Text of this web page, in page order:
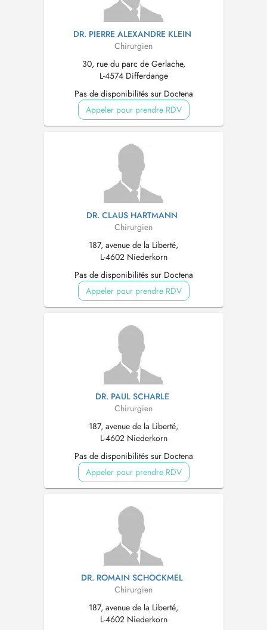
DR. PIERRE ALEXANDRE KLEIN
Chirurgien
30, rue du parc de Gerlache,
L-4574 Differdange
Pas de disponibilités sur Doctena
Appeler pour prendre RDV
DR. CLAUS HARTMANN
Chirurgien
187, avenue de la Liberté,
L-4602 Niederkorn
Pas de disponibilités sur Doctena
Appeler pour prendre RDV
DR. PAUL SCHARLE
Chirurgien
187, avenue de la Liberté,
L-4602 Niederkorn
Pas de disponibilités sur Doctena
Appeler pour prendre RDV
DR. ROMAIN SCHOCKMEL
Chirurgien
187, avenue de la Liberté,
L-4602 Niederkorn